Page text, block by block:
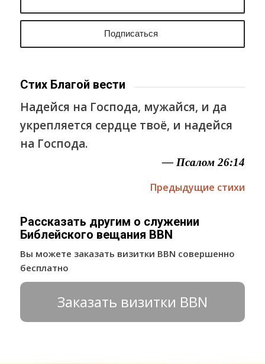
Стих Благой вести
Надейся на Господа, мужайся, и да
укрепляется сердце твоё, и надейся
на Господа.
— Псалом 26:14
Предыдущие стихи
Рассказать другим о служении
Библейского вещания BBN
Вы можете заказать визитки BBN совершенно
бесплатно
Заказать визитки BBN